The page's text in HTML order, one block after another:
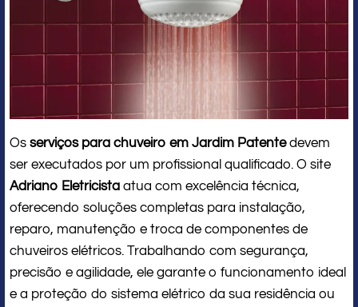
Os serviços para chuveiro em Jardim Patentedevem
ser executados por um profissional qualificado. O site
Adriano Eletricista atua com excelência técnica,
oferecendo soluções completas para instalação,
reparo, manutenção e troca de componentes de
chuveiros elétricos. Trabalhando com segurança,
precisão e agilidade, ele garante o funcionamento ideal
e a proteção do sistema elétrico da sua residência ou